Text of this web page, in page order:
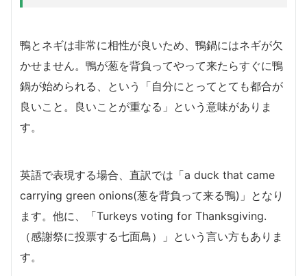
鴨とネギは非常に相性が良いため、鴨鍋にはネギが欠
かせません。鴨が葱を背負ってやって来たらすぐに鴨
鍋が始められる、という「自分にとってとても都合が
良いこと。良いことが重なる」という意味がありま
す。
英語で表現する場合、直訳では「a duck that came
carrying green onions(葱を背負って来る鴨)」となり
ます。他に、「Turkeys voting for Thanksgiving.
（感謝祭に投票する七面鳥）」という言い方もありま
す。